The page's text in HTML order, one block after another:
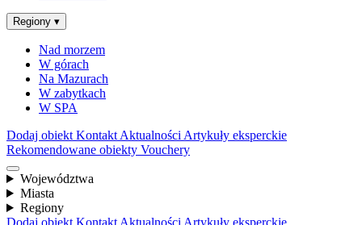
Regiony ▾
Nad morzem
W górach
Na Mazurach
W zabytkach
W SPA
Dodaj obiekt Kontakt Aktualności Artykuły eksperckie
Rekomendowane obiekty Vouchery
Województwa
Miasta
Regiony
Dodaj obiekt Kontakt Aktualności Artykuły eksperckie